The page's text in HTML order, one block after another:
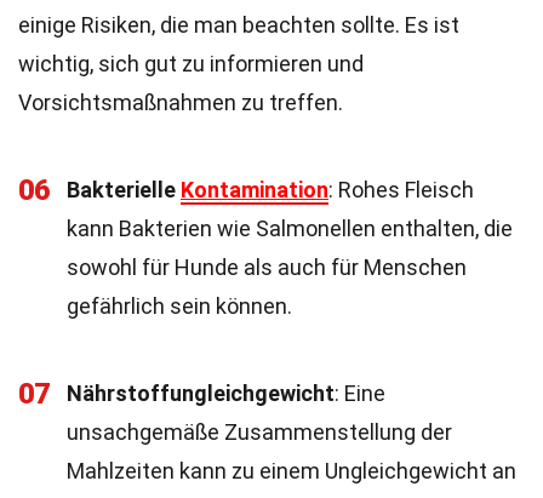
einige Risiken, die man beachten sollte. Es ist
wichtig, sich gut zu informieren und
Vorsichtsmaßnahmen zu treffen.
06 Bakterielle Kontamination: Rohes Fleisch
kann Bakterien wie Salmonellen enthalten, die
sowohl für Hunde als auch für Menschen
gefährlich sein können.
07 Nährstoffungleichgewicht: Eine
unsachgemäße Zusammenstellung der
Mahlzeiten kann zu einem Ungleichgewicht an